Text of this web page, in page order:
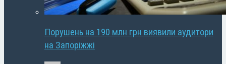
Порушень на 190 млн грн виявили аудитори
на Запоріжжі